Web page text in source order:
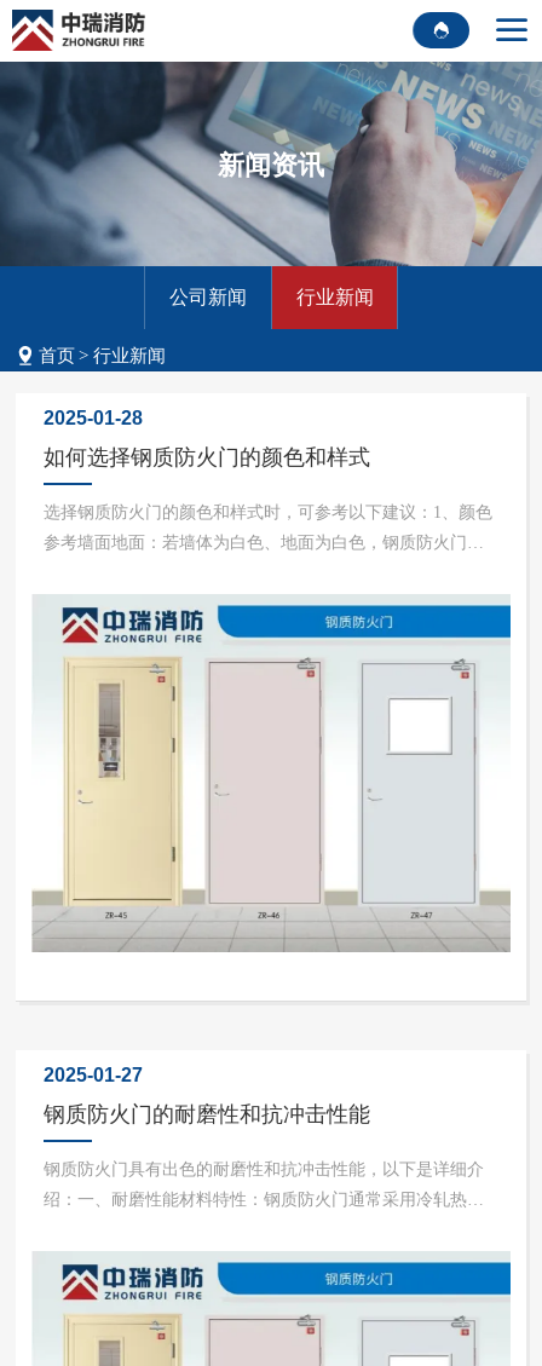
新闻资讯
公司新闻 行业新闻
首页 行业新闻
2025-01-28
如何选择钢质防火门的颜色和样式
选择钢质防火门的颜色和样式时，可参考以下建议：1、颜色
参考墙面地面：若墙体为白色、地面为白色，钢质防火门可
门要选白色，若木地板颜色过深，浅色门可能不搭配；若墙
体深红色、地面白色，建议选与地面同颜色的门，增强整体
感。结合装修风格：...
2025-01-27
钢质防火门的耐磨性和抗冲击性能
钢质防火门具有出色的耐磨性和抗冲击性能，以下是详细介
绍：一、耐磨性能材料特性：钢质防火门通常采用冷轧热浸
大，具有良好的耐磨性。例如，常见的冷轧热浸镀锌钢板，
其表面经过特殊的镀锌处理，不仅增强了防锈蚀能力，还在
一定程度上提高了表面的...